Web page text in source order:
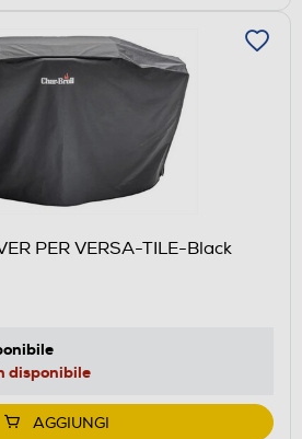
PER VERSA-TILE-Black
disponibile
AGGIUNGI